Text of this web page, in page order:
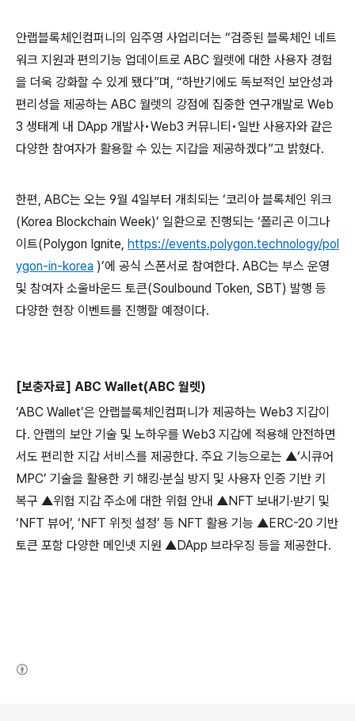
안랩블록체인컴퍼니의 임주영 사업리더는 “검증된 블록체인 네트
워크 지원과 편의기능 업데이트로 ABC 월렛에 대한 사용자 경험
을 더욱 강화할 수 있게 됐다”며 , “하반기에도 독보적인 보안성과
편리성을 제공하는 ABC 월렛의 강점에 집중한 연구개발로 Web
3 생태계 내 DApp 개발사•Web3 커뮤니티•일반 사용자와 같은
다양한 참여자가 활용할 수 있는 지갑을 제공하겠다”고 밝혔다.
한편, ABC는 오는 9월 4일부터 개최되는 ‘코리아 블록체인 위크
(Korea Blockchain Week)’ 일환으로 진행되는 ‘폴리곤 이그나
이트(Polygon Ignite, https://events.polygon.technology/pol
ygon-in-korea )’에 공식 스폰서로 참여한다. ABC는 부스 운영
및 참여자 소울바운드 토큰(Soulbound Token, SBT) 발행 등
다양한 현장 이벤트를 진행할 예정이다.
[보충자료] ABC Wallet(ABC 월렛)
‘ABC Wallet’은 안랩블록체인컴퍼니가 제공하는 Web3 지갑이
다. 안랩의 보안 기술 및 노하우를 Web3 지갑에 적용해 안전하면
서도 편리한 지갑 서비스를 제공한다. 주요 기능으로는 ▲‘시큐어
MPC’ 기술을 활용한 키 해킹∙분실 방지 및 사용자 인증 기반 키
복구 ▲위험 지갑 주소에 대한 위험 안내 ▲NFT 보내기∙받기 및
‘ NFT 뷰어’, ‘ NFT 위젯 설정’ 등 NFT 활용 기능 ▲ERC-20 기반
토큰 포함 다양한 메인넷 지원 ▲DApp 브라우징 등을 제공한다.